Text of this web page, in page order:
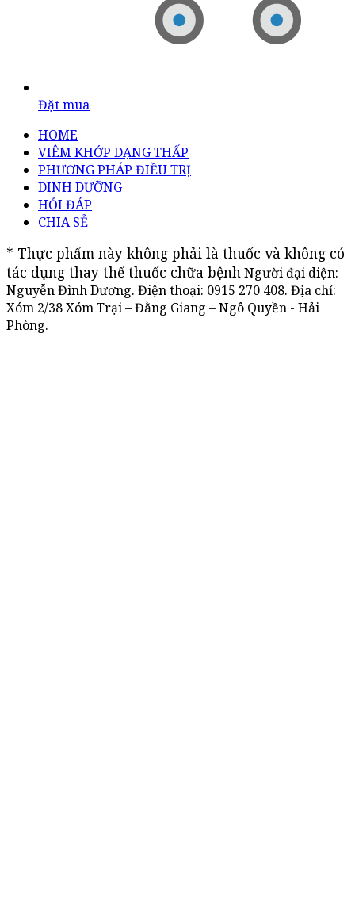
Đặt mua
HOME
VIÊM KHỚP DẠNG THẤP
PHƯƠNG PHÁP ĐIỀU TRỊ
DINH DƯỠNG
HỎI ĐÁP
CHIA SẺ
* Thực phẩm này không phải là thuốc và không có
tác dụng thay thế thuốc chữa bệnh Người đại diện:
Nguyễn Đình Dương. Điện thoại: 0915 270 408. Địa chỉ:
Xóm 2/38 Xóm Trại – Đằng Giang – Ngô Quyền - Hải
Phòng.